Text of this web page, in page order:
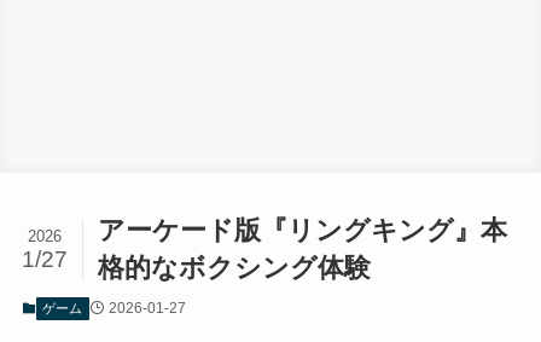
アーケード版『リングキング』本
格的なボクシング体験
2026
1/27
ゲーム 2026-01-27